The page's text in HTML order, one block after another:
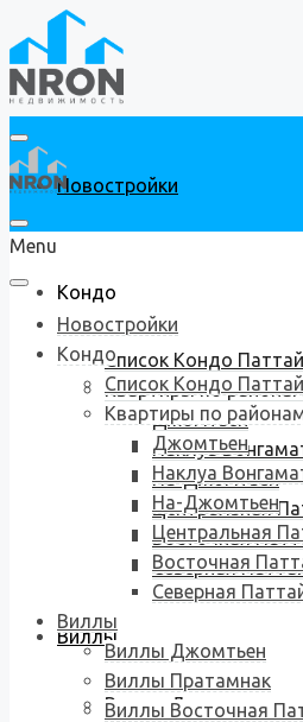
Новостройки
Кондо
Список Кондо
Квартиры по
Джомтьен
Наклуа
На-Джомтьен
Центральная
Восточная
Северная
Виллы
Виллы Джомтьен
Menu
Новостройки
Кондо
Список Кондо
Квартиры по
Джомтьен
Наклуа
На-Джомтьен
Центральная
Восточная
Северная
Виллы
Виллы Джомтьен
Виллы Пратамнак
Виллы Восточная